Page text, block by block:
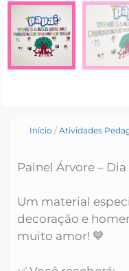
Início / Atividades
Painel Árvore –
Um material
decoração e
muito amor! 💙